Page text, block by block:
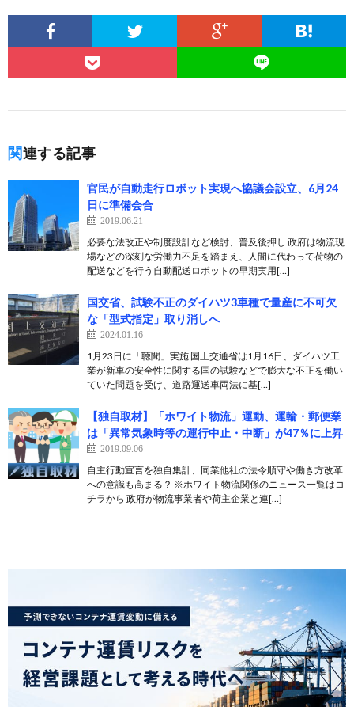
関連する記事
官民が自動走行ロボット実現へ協議会設立、6月24
日に準備会合
2019.06.21
必要な法改正や制度設計など検討、普及後押し 政府は物流現
場などの深刻な労働力不足を踏まえ、人間に代わって荷物の
配送などを行う自動配送ロボットの早期実用[…]
国交省、試験不正のダイハツ3車種で量産に不可欠
な「型式指定」取り消しへ
2024.01.16
1月23日に「聴聞」実施 国土交通省は1月16日、ダイハツ工
業が新車の安全性に関する国の試験などで膨大な不正を働い
ていた問題を受け、道路運送車両法に基[…]
【独自取材】「ホワイト物流」運動、運輸・郵便業
は「異常気象時等の運行中止・中断」が47％に上昇
2019.09.06
自主行動宣言を独自集計、同業他社の法令順守や働き方改革
への意識も高まる？ ※ホワイト物流関係のニュース一覧はコ
チラから 政府が物流事業者や荷主企業と連[…]